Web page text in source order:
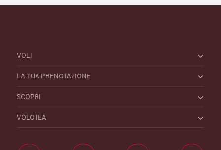
VOLI
LA TUA PRENOTAZIONE
SCOPRI
VOLOTEA